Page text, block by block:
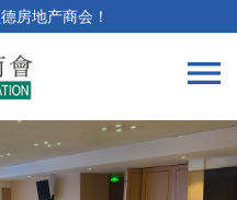
房地产商会！
menu